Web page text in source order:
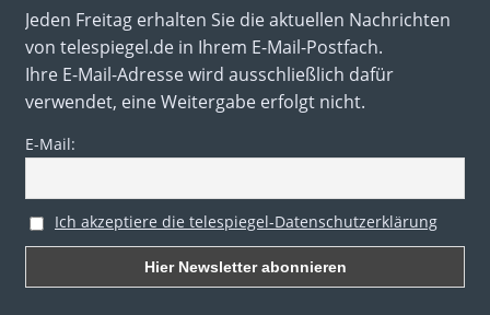
Jeden Freitag erhalten Sie die aktuellen Nachrichten
von telespiegel.de in Ihrem E-Mail-Postfach.
Ihre E-Mail-Adresse wird ausschließlich dafür
verwendet, eine Weitergabe erfolgt nicht.
E-Mail:
Ich akzeptiere die telespiegel-Datenschutzerklärung